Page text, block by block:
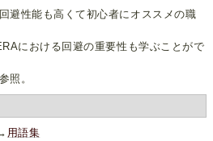
避性能も高くて初心者にオススメの職
における回避の重要性も学ぶことがで
参照。
用語集